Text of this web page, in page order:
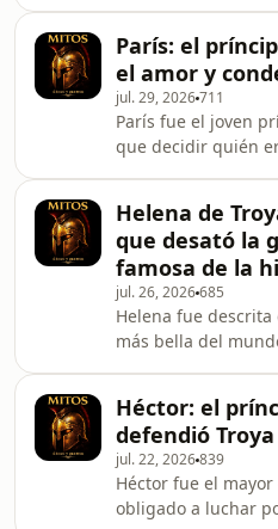
supporter de este
imaginaban viajes,
Ideal si buscas
explicada y quieres
historia completa de
Odiseo.
de este podcast:
https://
heroes-y-
París: el
el amor y
jul. 29, 2026711
París fue el joven
que decidir quién
se narra el juicio de
Helena y su papel
guerra. Ideal si
griega explicada y
comprender el
Troya. Conviértete
este podcast:
https://
Helena de
que desató la
famosa de la
jul. 26, 2026685
Helena fue
más bella del
mitos sobre su
Menelao y París, y
griegos y troyanos.
interesan la
trágico y la historia
Héctor: el
defendió
jul. 22, 2026839
Héctor fue el
obligado a luchar